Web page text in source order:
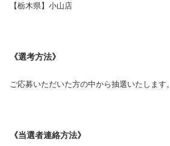
【栃木県】小山店
《選考方法》
ご応募いただいた方の中から抽選いたします。
《当選者連絡方法》